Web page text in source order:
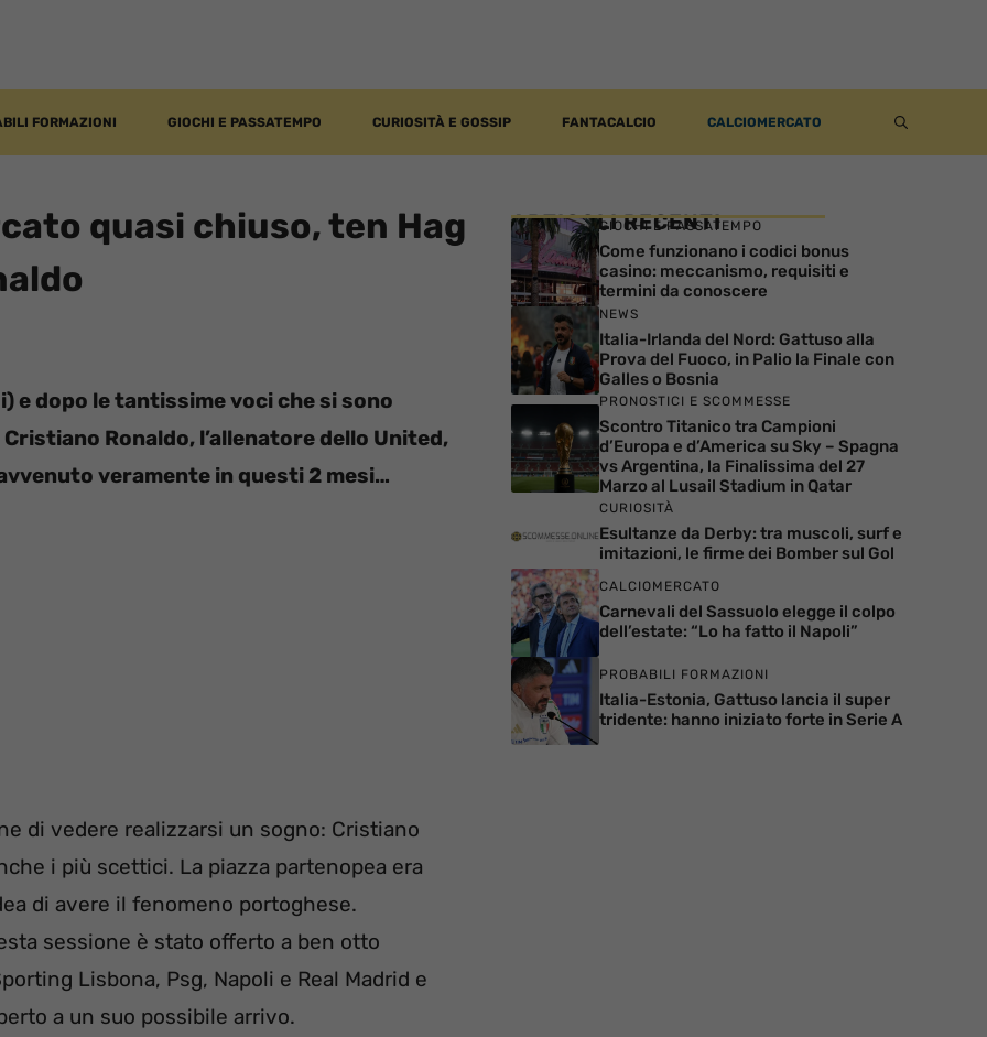
FORMAZIONI GIOCHI E PASSATEMPO CURIOSITÀ E GOSSIP FANTACALCIO CALCIOMERCATO
quasi chiuso, ten Hag
e dopo le tantissime voci che si sono
Ronaldo, l’allenatore dello United,
veramente in questi 2 mesi…
di vedere realizzarsi un sogno: Cristiano
i più scettici. La piazza partenopea era
di avere il fenomeno portoghese.
sessione è stato offerto a ben otto
Lisbona, Psg, Napoli e Real Madrid e
a un suo possibile arrivo.
ARTICOLI RECENTI
GIOCHI E PASSATEMPO
Come funzionano i codici bonus
casino: meccanismo, requisiti e
termini da conoscere
NEWS
Italia-Irlanda del Nord: Gattuso alla
Prova del Fuoco, in Palio la Finale con
Galles o Bosnia
PRONOSTICI E SCOMMESSE
Scontro Titanico tra Campioni
d’Europa e d’America su Sky – Spagna
vs Argentina, la Finalissima del 27
Marzo al Lusail Stadium in Qatar
CURIOSITÀ
Esultanze da Derby: tra muscoli, surf e
imitazioni, le firme dei Bomber sul Gol
CALCIOMERCATO
Carnevali del Sassuolo elegge il colpo
dell’estate: “Lo ha fatto il Napoli”
PROBABILI FORMAZIONI
Italia-Estonia, Gattuso lancia il super
tridente: hanno iniziato forte in Serie A